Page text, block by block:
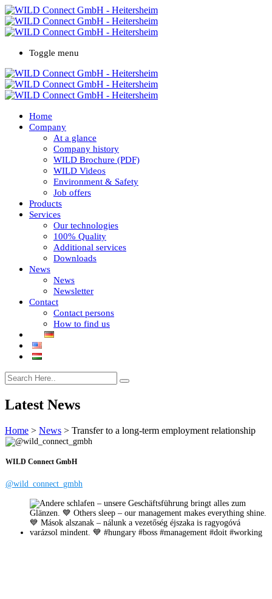
Toggle menu
Home
Company
At a glance
Company history
WILD Brochure (PDF)
WILD Videos
Environment & Safety
Job offers
Products
Services
Our technologies
100% Quality
Additional services
Downloads
News
News
Newsletter
Contact
Contact persons
How to find us
Latest News
Home > News > Transfer to a long-term employment relationship
WILD Connect GmbH
@wild_connect_gmbh